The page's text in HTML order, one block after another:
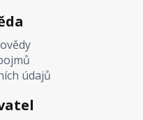
údajů